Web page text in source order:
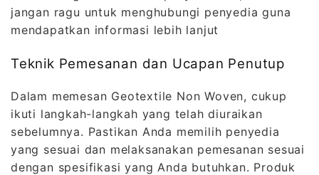
jangan ragu untuk menghubungi penyedia guna
mendapatkan informasi lebih lanjut
Teknik Pemesanan dan Ucapan Penutup
Dalam memesan Geotextile Non Woven, cukup
ikuti langkah-langkah yang telah diuraikan
sebelumnya. Pastikan Anda memilih penyedia
yang sesuai dan melaksanakan pemesanan sesuai
dengan spesifikasi yang Anda butuhkan. Produk